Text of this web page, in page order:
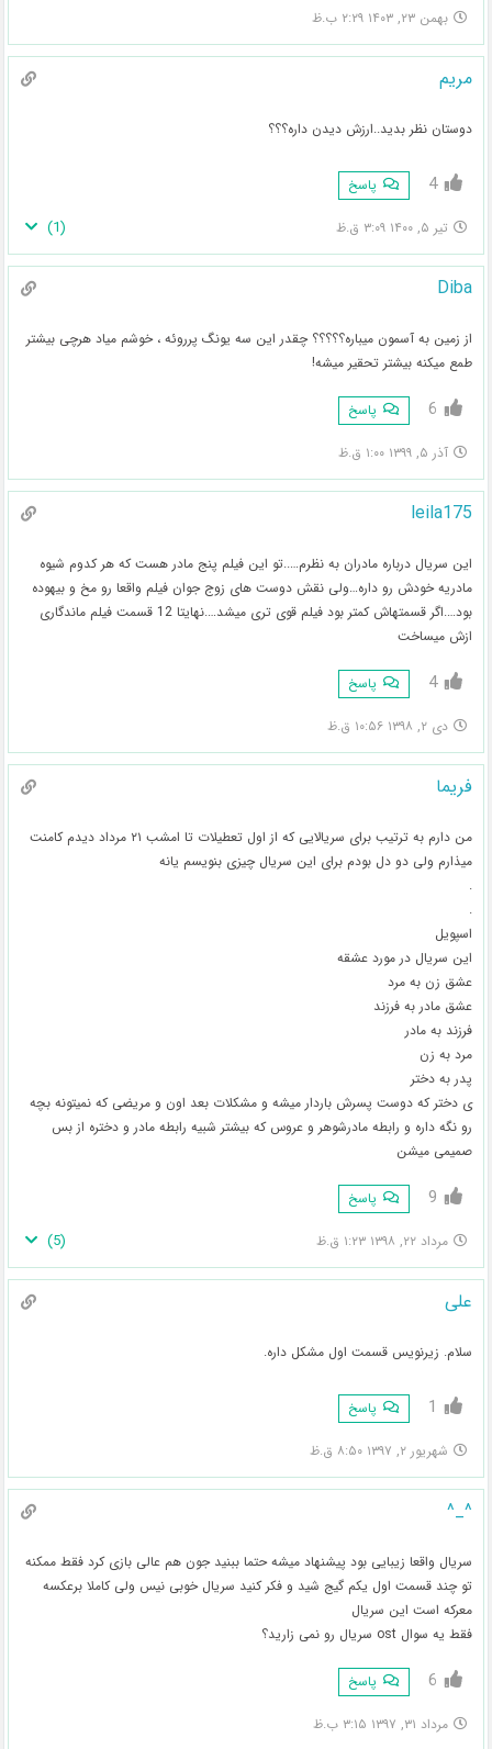
بهمن ۲۳, ۱۴۰۳ ۲:۲۹ ب.ظ
مریم
دوستان نظر بدید..ارزش دیدن داره؟؟؟
4 پاسخ
تیر ۵, ۱۴۰۰ ۳:۰۹ ق.ظ (
1
)
Diba
از زمین به آسمون میباره؟؟؟؟؟ چقدر این سه یونگ پرروئه ، خوشم میاد هرچی بیشتر
طمع میکنه بیشتر تحقیر میشه!
6 پاسخ
آذر ۵, ۱۳۹۹ ۱:۰۰ ق.ظ
leila175
این سریال درباره مادران به نظرم…..تو این فیلم پنج مادر هست که هر کدوم شیوه
مادریه خودش رو داره…ولی نقش دوست های زوج جوان فیلم واقعا رو مخ و بیهوده
بود….اگر قسمتهاش کمتر بود فیلم قوی تری میشد….نهایتا 12 قسمت فیلم ماندگاری
ازش میساخت
4 پاسخ
دی ۲, ۱۳۹۸ ۱۰:۵۶ ق.ظ
فریما
من دارم به ترتیب برای سریالایی که از اول تعطیلات تا امشب ۲۱ مرداد دیدم کامنت
میذارم ولی دو دل بودم برای این سریال چیزی بنویسم یانه
.
.
اسپویل
این سریال در مورد عشقه
عشق زن به مرد
عشق مادر به فرزند
فرزند به مادر
مرد به زن
پدر به دختر
ی دختر که دوست پسرش باردار میشه و مشکلات بعد اون و مریضی که نمیتونه بچه
رو نگه داره و رابطه مادرشوهر و عروس که بیشتر شبیه رابطه مادر و دختره از بس
صمیمی میشن
9 پاسخ
مرداد ۲۲, ۱۳۹۸ ۱:۲۳ ق.ظ (
5
)
علی
سلام. زیرنویس قسمت اول مشکل داره.
1 پاسخ
شهریور ۲, ۱۳۹۷ ۸:۵۰ ق.ظ
^_^
سریال واقعا زیبایی بود پیشنهاد میشه حتما ببنید جون هم عالی بازی کرد فقط ممکنه
تو چند قسمت اول یکم گیج شید و فکر کنید سریال خوبی نیس ولی کاملا برعکسه
معرکه است این سریال
فقط یه سوال ost سریال رو نمی زارید؟
6 پاسخ
مرداد ۳۱, ۱۳۹۷ ۳:۱۵ ب.ظ